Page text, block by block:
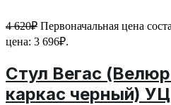
4 620₽ Первоначальная цена
цена: 3 696₽.
Стул Вегас
каркас черный)